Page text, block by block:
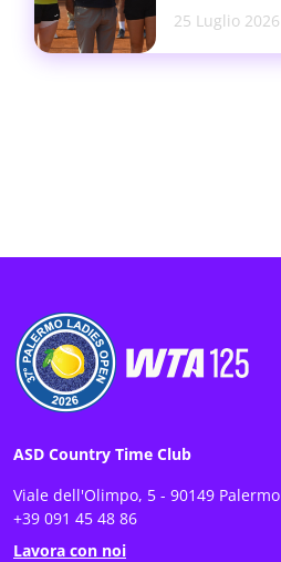
25 Luglio 2026
ASD Country Time Club
Viale dell'Olimpo, 5 - 90149 Palermo
+39 091 45 48 86
Lavora con noi